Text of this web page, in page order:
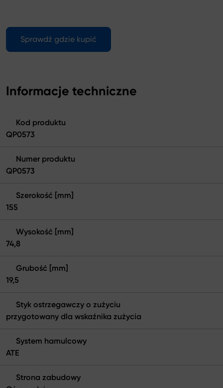
Sprawdź gdzie kupić
Informacje techniczne
Kod produktu
QP0573
Numer produktu
QP0573
Szerokość [mm]
155
Wysokość [mm]
74,8
Grubość [mm]
19,5
Styk ostrzegawczy o zużyciu
przygotowany dla wskaźnika zużycia
System hamulcowy
ATE
Strona zabudowy